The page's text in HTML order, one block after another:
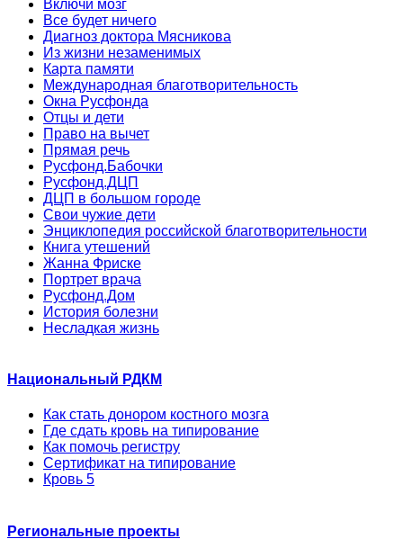
Включи мозг
Все будет ничего
Диагноз доктора Мясникова
Из жизни незаменимых
Карта памяти
Международная благотворительность
Окна Русфонда
Отцы и дети
Право на вычет
Прямая речь
Русфонд.Бабочки
Русфонд.ДЦП
ДЦП в большом городе
Свои чужие дети
Энциклопедия российской благотворительности
Книга утешений
Жанна Фриске
Портрет врача
Русфонд.Дом
История болезни
Несладкая жизнь
Национальный РДКМ
Как стать донором костного мозга
Где сдать кровь на типирование
Как помочь регистру
Сертификат на типирование
Кровь 5
Региональные проекты